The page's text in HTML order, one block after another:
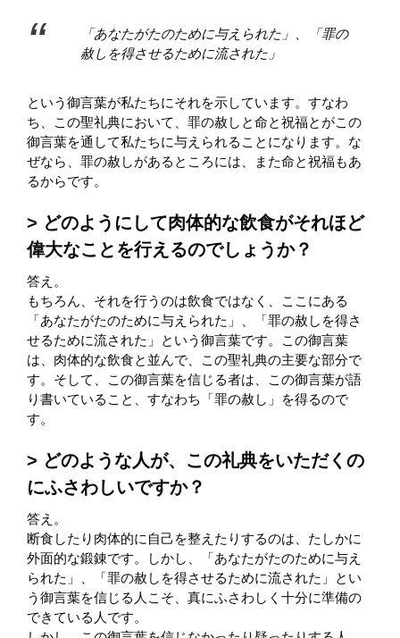
「あなたがたのために与えられた」、「罪の
赦しを得させるために流された」
という御言葉が私たちにそれを示しています。すなわ
ち、この聖礼典において、罪の赦しと命と祝福とがこの
御言葉を通して私たちに与えられることになります。な
ぜなら、罪の赦しがあるところには、また命と祝福もあ
るからです。
どのようにして肉体的な飲食がそれほど
偉大なことを行えるのでしょうか？
答え。
もちろん、それを行うのは飲食ではなく、ここにある
「あなたがたのために与えられた」、「罪の赦しを得さ
せるために流された」という御言葉です。この御言葉
は、肉体的な飲食と並んで、この聖礼典の主要な部分で
す。そして、この御言葉を信じる者は、この御言葉が語
り書いていること、すなわち「罪の赦し」を得るので
す。
どのような人が、この礼典をいただくの
にふさわしいですか？
答え。
断食したり肉体的に自己を整えたりするのは、たしかに
外面的な鍛錬です。しかし、「あなたがたのために与え
られた」、「罪の赦しを得させるために流された」とい
う御言葉を信じる人こそ、真にふさわしく十分に準備の
できている人です。